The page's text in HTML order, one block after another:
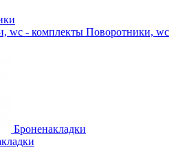
Поворотники, wc
Броненакладки